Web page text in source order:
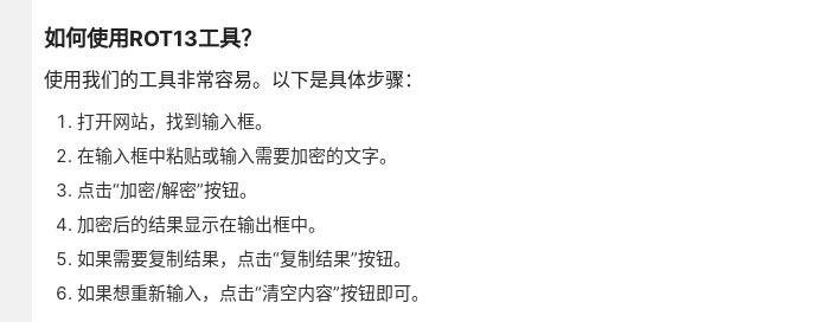
如何使用ROT13工具？
使用我们的工具非常容易。以下是具体步骤：
打开网站，找到输入框。
在输入框中粘贴或输入需要加密的文字。
点击“加密/解密”按钮。
加密后的结果显示在输出框中。
如果需要复制结果，点击“复制结果”按钮。
如果想重新输入，点击“清空内容”按钮即可。